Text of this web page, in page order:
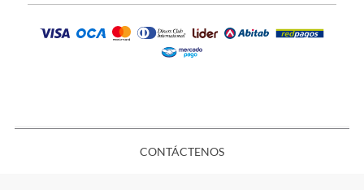
CONTÁCTENOS